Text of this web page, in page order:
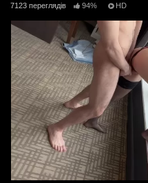
7123 переглядів 94% HD